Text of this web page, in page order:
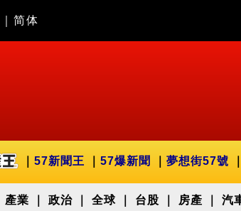
简体
57新聞王 57爆新聞 夢想街57號
產業 政治 全球 台股 房產 汽